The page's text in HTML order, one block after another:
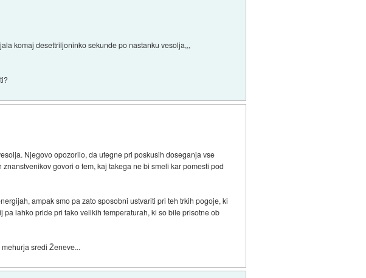
komaj desettriljoninko sekunde po nastanku vesolja,,,
Njegovo opozorilo, da utegne pri poskusih doseganja vse
govori o tem, kaj takega ne bi smeli kar pomesti pod
ampak smo pa zato sposobni ustvariti pri teh trkih pogoje, ki
lahko pride pri tako velikih temperaturah, ki so bile prisotne ob
sredi Ženeve...